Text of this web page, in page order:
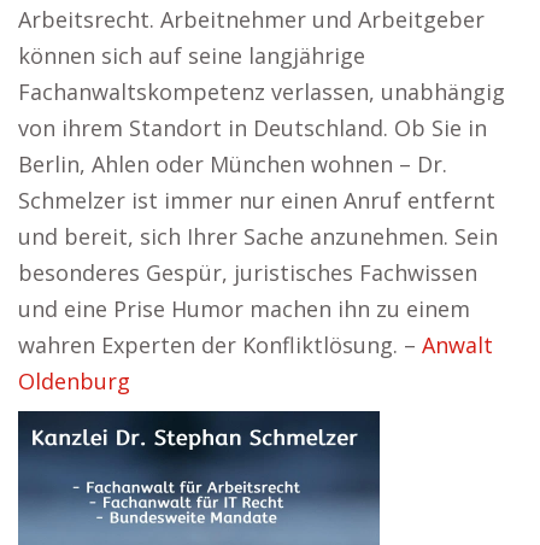
Arbeitsrecht. Arbeitnehmer und Arbeitgeber
können sich auf seine langjährige
Fachanwaltskompetenz verlassen, unabhängig
von ihrem Standort in Deutschland. Ob Sie in
Berlin, Ahlen oder München wohnen – Dr.
Schmelzer ist immer nur einen Anruf entfernt
und bereit, sich Ihrer Sache anzunehmen. Sein
besonderes Gespür, juristisches Fachwissen
und eine Prise Humor machen ihn zu einem
wahren Experten der Konfliktlösung. – Anwalt
Oldenburg